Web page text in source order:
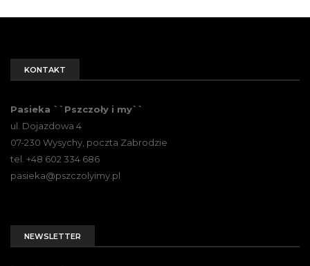
KONTAKT
Pasieka ``Pszczoły i my``
ul. Dojazdowa 4
07-230 Wysychy, poczta Zabrodzie
tel. +48 602 334 686
pasieka@pszczolyimy.pl
NEWSLETTER